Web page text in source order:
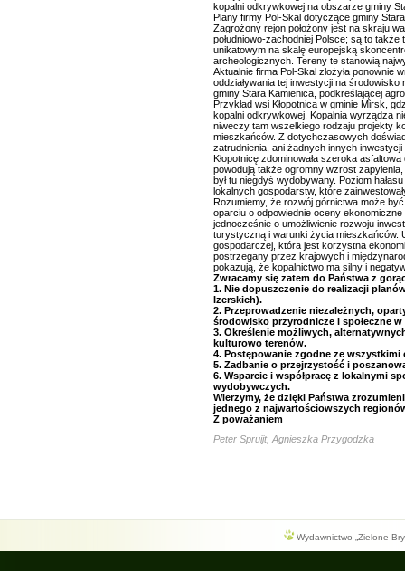
kopalni odkrywkowej na obszarze gminy
Plany firmy Pol-Skal dotyczące gminy
Zagrożony rejon położony jest na skraju
południowo-zachodniej Polsce; są to
unikatowym na skalę europejską
archeologicznych. Tereny te stanowią
Aktualnie firma Pol-Skal złożyła
oddziaływania tej inwestycji na środowisko
gminy Stara Kamienica, podkreślającej
Przykład wsi Kłopotnica w gminie Mirsk,
kopalni odkrywkowej. Kopalnia wyrządza
niweczy tam wszelkiego rodzaju projekty
mieszkańców. Z dotychczasowych
zatrudnienia, ani żadnych innych
Kłopotnicę zdominowała szeroka
powodują także ogromny wzrost
był tu niegdyś wydobywany. Poziom
lokalnych gospodarstw, które
Rozumiemy, że rozwój górnictwa może
oparciu o odpowiednie oceny
jednocześnie o umożliwienie rozwoju
turystyczną i warunki życia mieszkańców.
gospodarczej, która jest korzystna
postrzegany przez krajowych i
pokazują, że kopalnictwo ma silny i
Zwracamy się zatem do Państwa z
1. Nie dopuszczenie do realizacji
Izerskich).
2. Przeprowadzenie niezależnych,
środowisko przyrodnicze i społeczne
3. Określenie możliwych,
kulturowo terenów.
4. Postępowanie zgodne ze
5. Zadbanie o przejrzystość i
6. Wsparcie i współpracę z lokalnymi
wydobywczych.
Wierzymy, że dzięki Państwa
jednego z najwartościowszych
Z poważaniem
Peter Spruijt, Agnieszka Przygodzka
Wydawnictwo „Zielone